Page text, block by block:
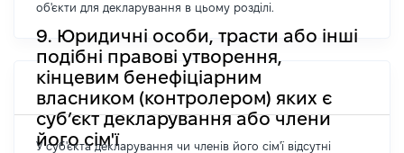
об'єкти для декларування в цьому розділі.
9. Юридичні особи, трасти або інші
подібні правові утворення,
кінцевим бенефіціарним
власником (контролером) яких є
суб’єкт декларування або члени
його сім'ї
У суб'єкта декларування чи членів його сім'ї відсутні